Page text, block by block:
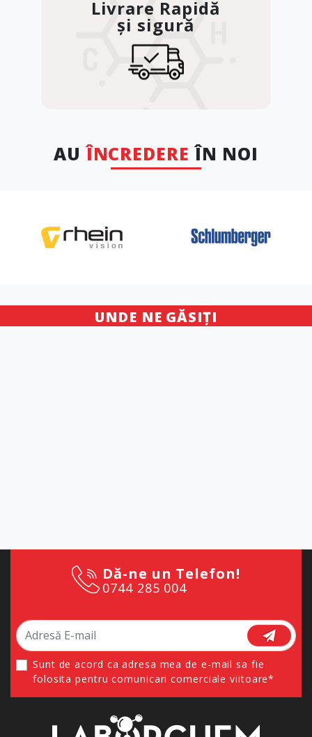
Livrare Rapidă
și sigură
AUÎNCREDERE ÎN NOI
UNDE NE GĂSIȚI
Dă-ne un Telefon!
0744 285 004
Sunt de acord ca adresa mea de e-mail sa fie
folosita pentru comunicari comerciale viitoare*